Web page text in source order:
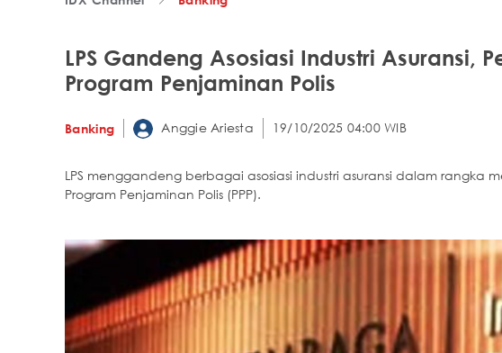
LPS Gandeng Asosiasi Industri Asuransi,
Program Penjaminan Polis
Banking Anggie Ariesta 19/10/2025 04:00 WIB
LPS menggandeng berbagai asosiasi industri asuransi dalam rangka
Program Penjaminan Polis (PPP).